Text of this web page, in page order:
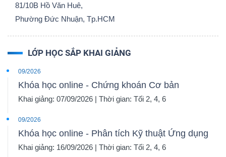
81/10B Hồ Văn Huê,
Phường Đức Nhuận, Tp.HCM
LỚP HỌC SẮP KHAI GIẢNG
09/2026
Khóa học online - Chứng khoán Cơ bản
Khai giảng: 07/09/2026 | Thời gian: Tối 2, 4, 6
09/2026
Khóa học online - Phân tích Kỹ thuật Ứng dụng
Khai giảng: 16/09/2026 | Thời gian: Tối 2, 4, 6